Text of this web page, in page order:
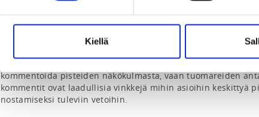
Kiellä
Zoom-tapaamisessa annettava tuomaripalaute videona
POSAn sääntöjen mukaisesta Pole Sport -
Kommentit annetaan 30 minuutin Zoom-tapaamisissa, joissa
liiton tuomarien kanssa jokaisen tuomariroolin näkökulmasta
kommentoida pisteiden näkökulmasta, vaan tuomareiden
kommentit ovat laadullisia vinkkejä mihin asioihin keskittyä
nostamiseksi tuleviin vetoihin.